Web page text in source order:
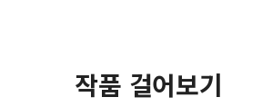
작품 걸어보기